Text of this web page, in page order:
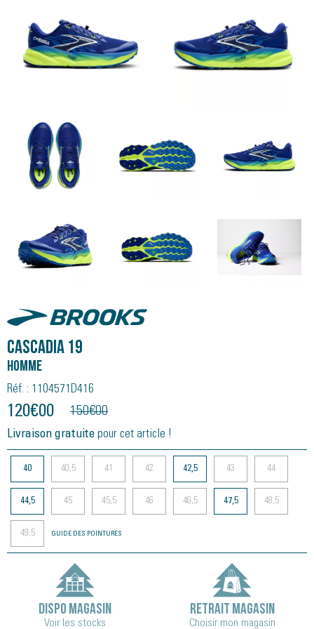
Brooks
Cascadia 19
Homme
Réf. : 1104571D416
120€00 150€00
Livraison gratuite pour cet article !
40 40,5 41 42 42,5 43 44
44,5 45 45,5 46 46,5 47,5 48,5
49,5 GUIDE DES POINTURES
DISPO MAGASIN
Voir les stocks
RETRAIT MAGASIN
Choisir mon magasin